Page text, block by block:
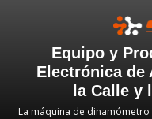
Equipo y
Electrónica de
la Calle y
La máquina de